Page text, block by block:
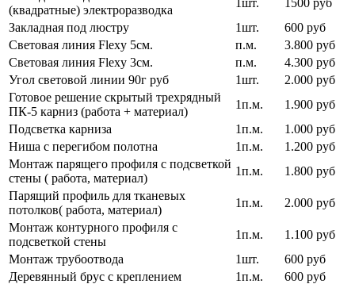
(квадратные) электроразводка
Закладная под люстру
1шт.
600 руб
Световая линия Flexy 5см.
п.м.
3.800 руб
Световая линия Flexy 3см.
п.м.
4.300 руб
Угол световой линии 90г руб
1шт.
2.000 руб
Готовое решение скрытый трехрядный
ПК-5 карниз (работа + материал)
1п.м.
1.900 руб
Подсветка карниза
1п.м.
1.000 руб
Ниша с перегибом полотна
1п.м.
1.200 руб
Монтаж парящего профиля с подсветкой
стены ( работа, материал)
1п.м.
1.800 руб
Парящий профиль для тканевых
потолков( работа, материал)
1п.м.
2.000 руб
Монтаж контурного профиля с
подсветкой стены
1п.м.
1.100 руб
Монтаж трубоотвода
1шт.
600 руб
Деревянный брус с креплением
1п.м.
600 руб